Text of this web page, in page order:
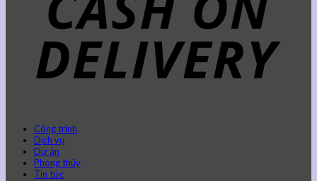
Công trình
Dịch vụ
Dự án
Phong thủy
Tin tức